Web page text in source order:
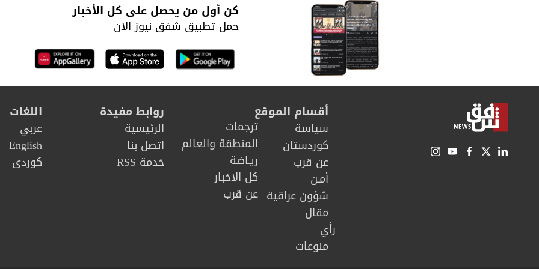
كن أول من يحصل على كل الأخبار
حمل تطبيق شفق نيوز الان
أقسام الموقع
سیاسة
كوردستان
عن قرب
أمـن
شؤون عراقية
مقال
رأي
منوعات
ترجمات
المنطقة والعالم
ريـاضة
كل الاخبار
عن قرب
روابط مفيدة
الرئيسية
اتصل بنا
خدمة RSS
اللغات
عربي
English
كوردى